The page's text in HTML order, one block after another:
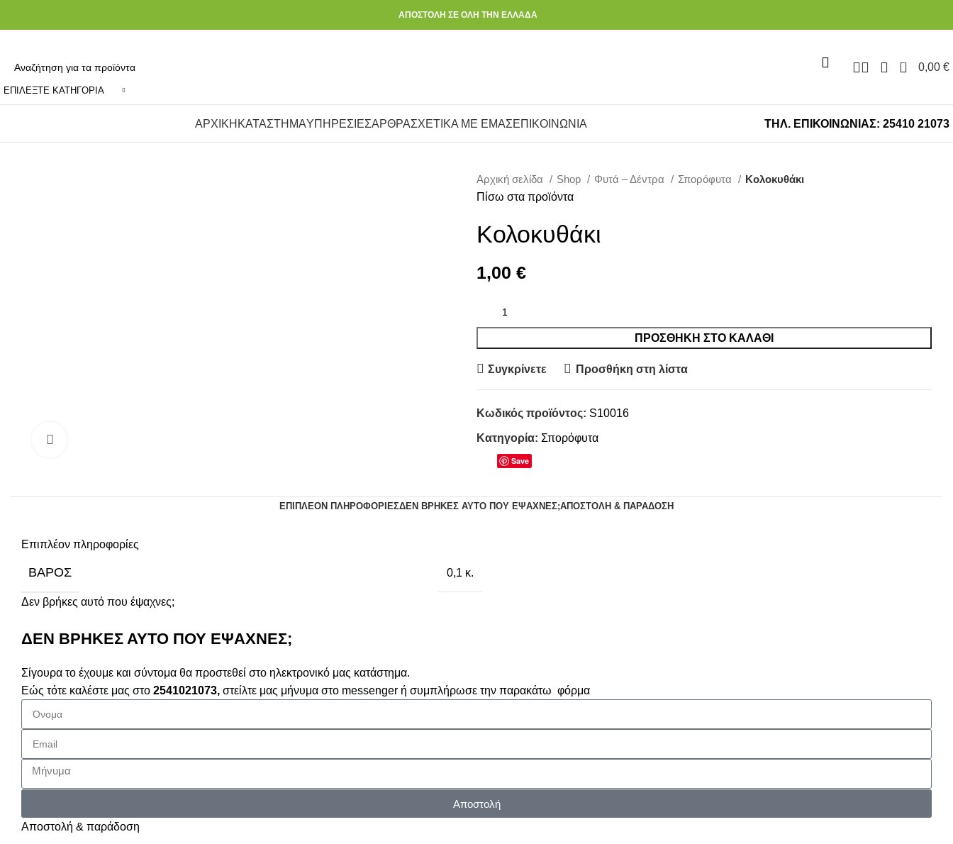
ΑΠΟΣΤΟΛΗ ΣΕ ΟΛΗ ΤΗΝ ΕΛΛΑΔΑ
ΕΠΙΛΈΞΤΕ ΚΑΤΗΓΟΡΊΑ
0 0,00 €
ΑΡΧΙΚΗ ΚΑΤΑΣΤΗΜΑΥΠΗΡΕΣΙΕΣΑΡΘΡΑΣΧΕΤΙΚΑ ΜΕ ΕΜΑΣΕΠΙΚΟΙΝΩΝΙΑ ΤΗΛ. ΕΠΙΚΟΙΝΩΝΙΑΣ: 25410 21073
Αρχική σελίδα Shop Φυτά – Δέντρα Σπορόφυτα
Κολοκυθάκι
Πίσω στα προϊόντα
Κολοκυθάκι
1,00 €
ΠΡΟΣΘΉΚΗ ΣΤΟ ΚΑΛΆΘΙ
Συγκρίνετε Προσθήκη στη λίστα
Κωδικός προϊόντος: S10016
Κατηγορία: Σπορόφυτα
Save
ΕΠΙΠΛΈΟΝ ΠΛΗΡΟΦΟΡΊΕΣΔΕΝ ΒΡΉΚΕΣ ΑΥΤΌ ΠΟΥ ΈΨΑΧΝΕΣ;ΑΠΟΣΤΟΛΉ & ΠΑΡΆΔΟΣΗ
Επιπλέον πληροφορίες
ΒΆΡΟΣ 0,1 κ.
Δεν βρήκες αυτό που έψαχνες;
ΔΕΝ ΒΡΗΚΕΣ ΑΥΤΟ ΠΟΥ ΕΨΑΧΝΕΣ;
Σίγουρα το έχουμε και σύντομα θα προστεθεί στο ηλεκτρονικό μας κατάστημα.
Εώς τότε καλέστε μας στο 2541021073, στείλτε μας μήνυμα στο messenger ή συμπλήρωσε την παρακάτω φόρμα
Αποστολή
Αποστολή & παράδοση